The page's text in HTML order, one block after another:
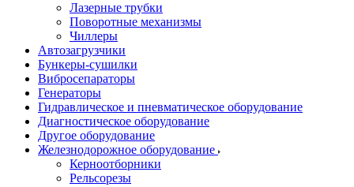
Лазерные трубки
Поворотные механизмы
Чиллеры
Автозагрузчики
Бункеры-сушилки
Вибросепараторы
Генераторы
Гидравлическое и пневматическое оборудование
Диагностическое оборудование
Другое оборудование
Железнодорожное оборудование
Керноотборники
Рельсорезы